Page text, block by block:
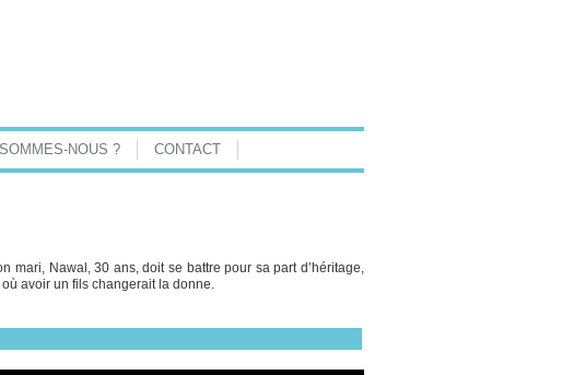
NOUS ? CONTACT
mari, Nawal, 30 ans, doit se battre pour sa part d’héritage,
avoir un fils changerait la donne.